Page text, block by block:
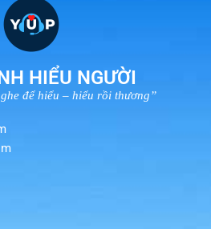
HIỂU NGƯỜI
để hiểu – hiểu rồi thương”